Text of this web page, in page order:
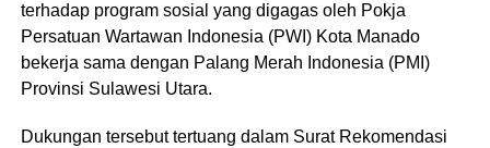
terhadap program sosial yang digagas oleh Pokja
Persatuan Wartawan Indonesia (PWI) Kota Manado
bekerja sama dengan Palang Merah Indonesia (PMI)
Provinsi Sulawesi Utara.
Dukungan tersebut tertuang dalam Surat Rekomendasi